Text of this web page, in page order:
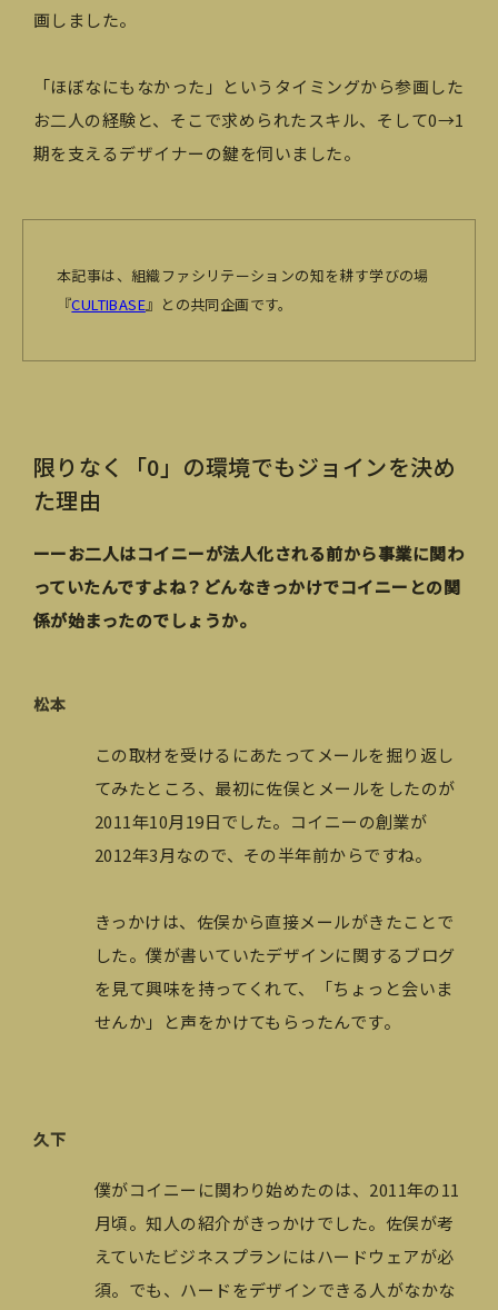
画しました。
「ほぼなにもなかった」というタイミングから参画した
お二人の経験と、そこで求められたスキル、そして0→1
期を支えるデザイナーの鍵を伺いました。
本記事は、組織ファシリテーションの知を耕す学びの場
『CULTIBASE』との共同企画です。
限りなく「0」の環境でもジョインを決め
た理由
ーーお二人はコイニーが法人化される前から事業に関わ
っていたんですよね？どんなきっかけでコイニーとの関
係が始まったのでしょうか。
松本
この取材を受けるにあたってメールを掘り返し
てみたところ、最初に佐俣とメールをしたのが
2011年10月19日でした。コイニーの創業が
2012年3月なので、その半年前からですね。
きっかけは、佐俣から直接メールがきたことで
した。僕が書いていたデザインに関するブログ
を見て興味を持ってくれて、「ちょっと会いま
せんか」と声をかけてもらったんです。
久下
僕がコイニーに関わり始めたのは、2011年の11
月頃。知人の紹介がきっかけでした。佐俣が考
えていたビジネスプランにはハードウェアが必
須。でも、ハードをデザインできる人がなかな